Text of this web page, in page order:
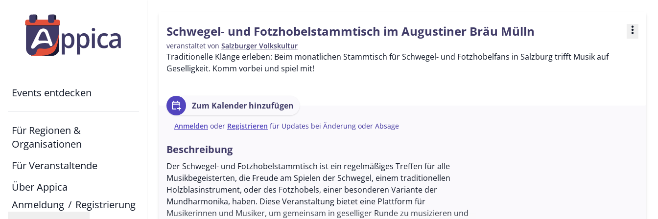
Events entdecken
Für Regionen &
Organisationen
Für Veranstaltende
Über Appica
Anmeldung / Registrierung
Schwegel- und Fotzhobelstammtisch im Augustiner Bräu Mülln
veranstaltet von Salzburger Volkskultur
more_vert
Traditionelle Klänge erleben: Beim monatlichen Stammtisch für Schwegel- und Fotzhobelfans in Salzburg trifft Musik auf
Geselligkeit. Komm vorbei und spiel mit!
calendar_add_on Zum Kalender hinzufügen
Anmelden oder Registrieren für Updates bei Änderung oder Absage
Beschreibung
Der Schwegel- und Fotzhobelstammtisch ist ein regelmäßiges Treffen für alle
Musikbegeisterten, die Freude am Spielen der Schwegel, einem traditionellen
Holzblasinstrument, oder des Fotzhobels, einer besonderen Variante der
Mundharmonika, haben. Diese Veranstaltung bietet eine Plattform für
Musikerinnen und Musiker, um gemeinsam in geselliger Runde zu musizieren und